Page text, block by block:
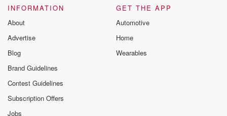
INFORMATION
About
Advertise
Blog
Brand Guidelines
Contest Guidelines
Subscription Offers
Jobs
GET THE APP
Automotive
Home
Wearables